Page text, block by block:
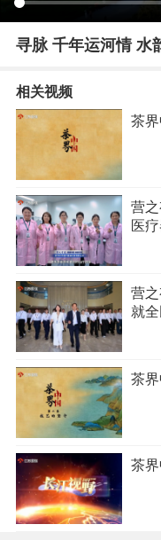
寻脉 千年运河情 水
相关视频
茶界
营
医
营
就
茶
茶